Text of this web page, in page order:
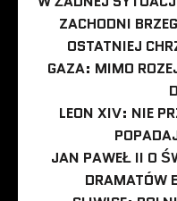
ZACHODNI
OSTATNIEJ
GAZA: MIMO
LEON XIV: NIE
JAN PAWEŁ II O
DRAMATÓW